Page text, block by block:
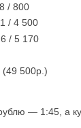
/ 4 500
(49 500р.)
— 1:45, a